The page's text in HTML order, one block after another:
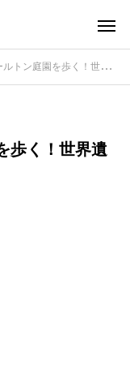
を歩く！世界遺産の魅力と楽しみ方
歩く！世界遺